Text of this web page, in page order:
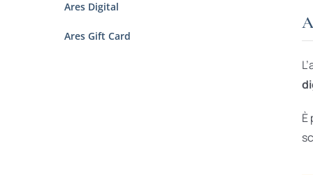
È
Ares Digital
Ares Gift Card